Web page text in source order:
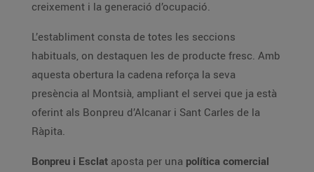
creixement i la generació d’ocupació.
L’establiment consta de totes les seccions
habituals, on destaquen les de producte fresc. Amb
aquesta obertura la cadena reforça la seva
presència al Montsià, ampliant el servei que ja està
oferint als Bonpreu d’Alcanar i Sant Carles de la
Ràpita.
Bonpreu i Esclat aposta per una política comercial